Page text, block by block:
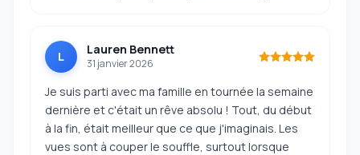
L Lauren Bennett
31 janvier 2026
Je suis parti avec ma famille en tournée la semaine
dernière et c'était un rêve absolu ! Tout, du début
à la fin, était meilleur que ce que j'imaginais. Les
vues sont à couper le souffle, surtout lorsque